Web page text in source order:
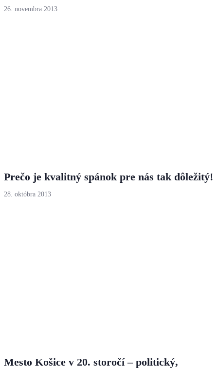
26. novembra 2013
Prečo je kvalitný spánok pre nás tak dôležitý!
28. októbra 2013
Mesto Košice v 20. storočí – politický,